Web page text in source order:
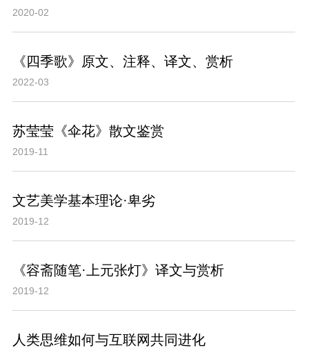
2020-02
《四季歌》原文、注释、译文、赏析
2022-03
苏莹莹《伞花》散文鉴赏
2019-11
文艺美学基本理论·卑劣
2019-12
《容斋随笔·上元张灯》译文与赏析
2019-12
人类思维如何与互联网共同进化